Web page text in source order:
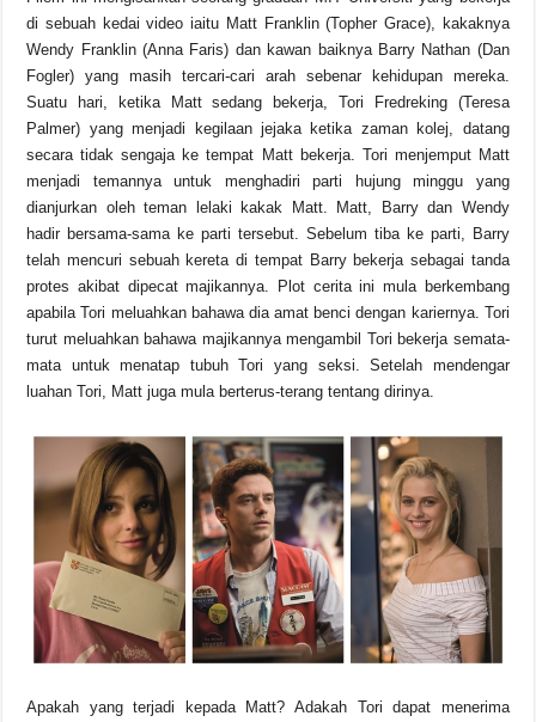
di sebuah kedai video iaitu Matt Franklin (Topher Grace), kakaknya
Wendy Franklin (Anna Faris) dan kawan baiknya Barry Nathan (Dan
Fogler) yang masih tercari-cari arah sebenar kehidupan mereka.
Suatu hari, ketika Matt sedang bekerja, Tori Fredreking (Teresa
Palmer) yang menjadi kegilaan jejaka ketika zaman kolej, datang
secara tidak sengaja ke tempat Matt bekerja. Tori menjemput Matt
menjadi temannya untuk menghadiri parti hujung minggu yang
dianjurkan oleh teman lelaki kakak Matt. Matt, Barry dan Wendy
hadir bersama-sama ke parti tersebut. Sebelum tiba ke parti, Barry
telah mencuri sebuah kereta di tempat Barry bekerja sebagai tanda
protes akibat dipecat majikannya. Plot cerita ini mula berkembang
apabila Tori meluahkan bahawa dia amat benci dengan kariernya. Tori
turut meluahkan bahawa majikannya mengambil Tori bekerja semata-
mata untuk menatap tubuh Tori yang seksi. Setelah mendengar
luahan Tori, Matt juga mula berterus-terang tentang dirinya.
Apakah yang terjadi kepada Matt? Adakah Tori dapat menerima